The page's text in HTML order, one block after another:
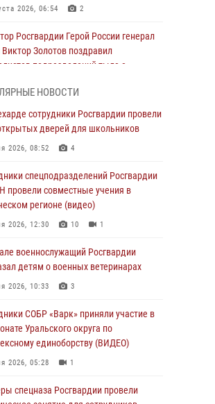
2026, 06:54 2
Росгвардии Герой России генерал
Золотов поздравил
подразделений тыла с
СОБР «Варк» повышают боевое
спецназа Росгвардии провели
занятие для сотрудников
на Ямале
округе Росгвардии состоялось
оперативного штаба
СОБР «Варк» приняли участие в
Уральского округа по
НОВОСТИ
сотрудники Росгвардии провели
дверей для школьников
2026, 08:52 4
спецподразделений Росгвардии
провели совместные учения в
регионе (видео)
2026, 12:30 10 1
военнослужащий Росгвардии
детям о военных ветеринарах
2026, 10:33 3
СОБР «Варк» приняли участие в
Уральского округа по
единоборству (ВИДЕО)
2026, 05:28 1
спецназа Росгвардии провели